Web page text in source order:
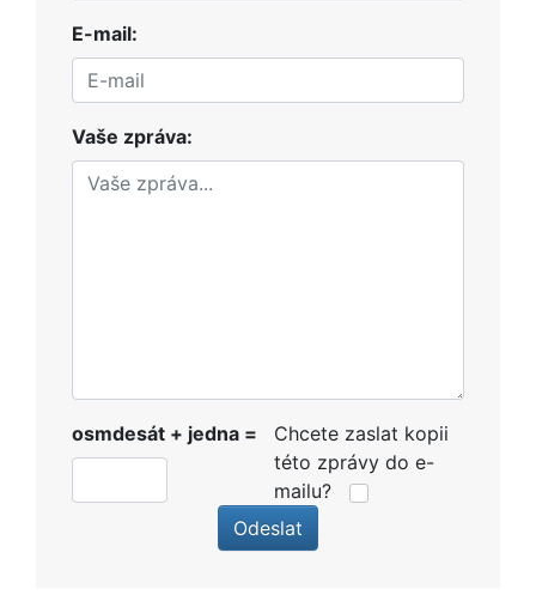
E-mail:
Vaše zpráva:
osmdesát + jedna =
Chcete zaslat kopii
této zprávy do e-
mailu?
Odeslat